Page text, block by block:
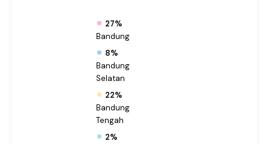
27%
Bandung
8%
Bandung
Selatan
22%
Bandung
Tengah
2%